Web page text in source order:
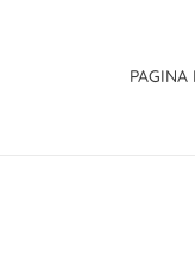
PAGINA